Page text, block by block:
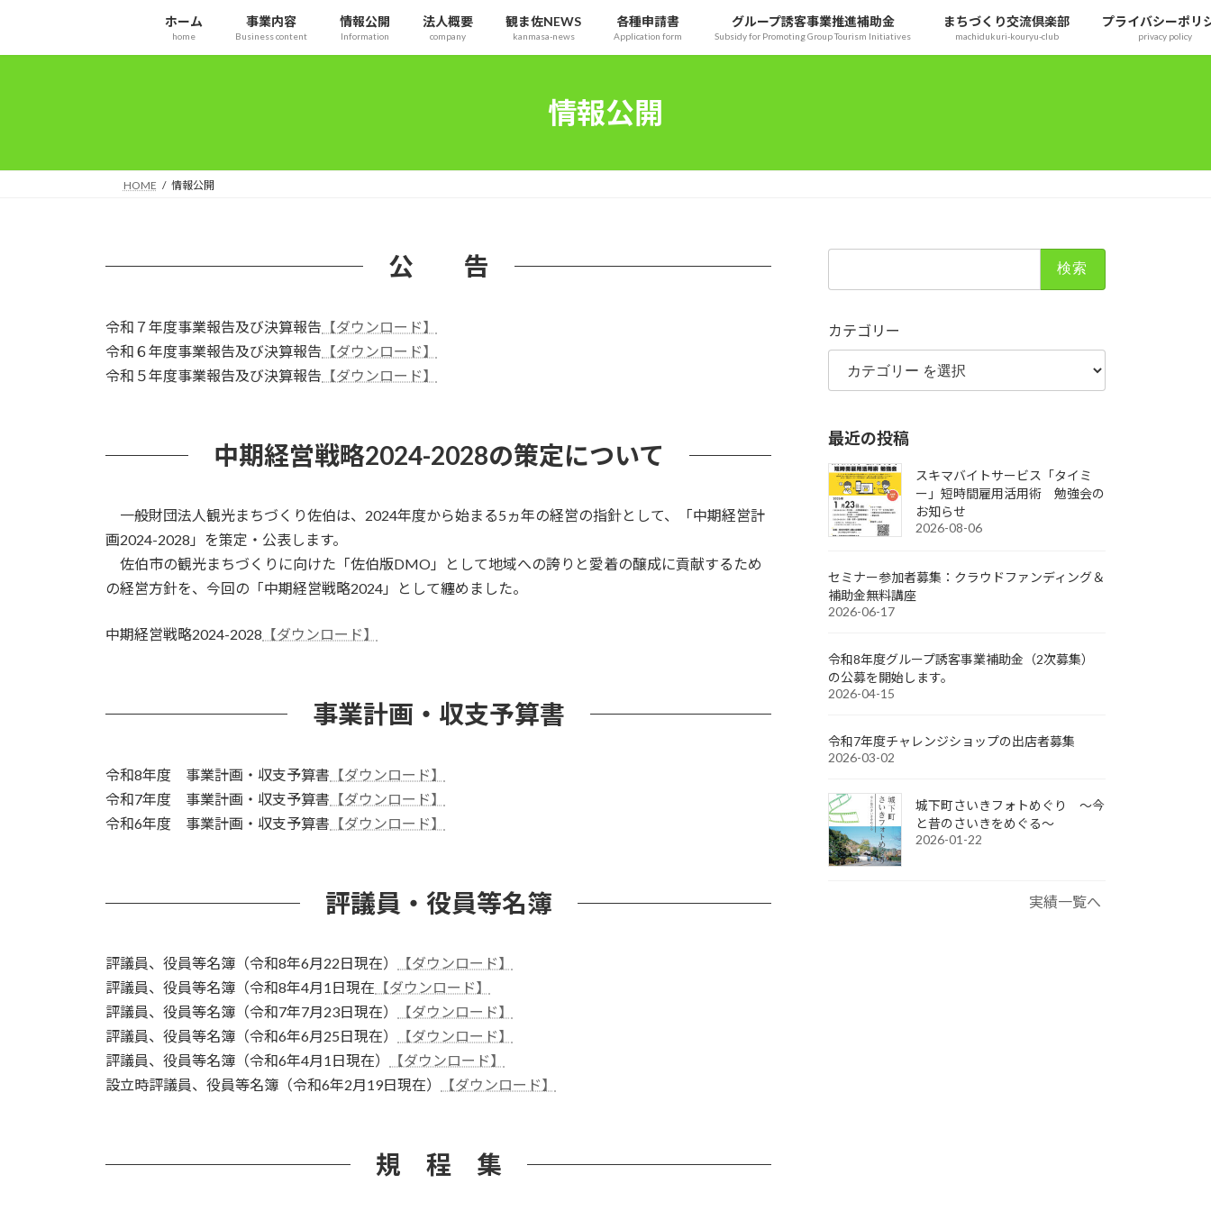
テ
ゲ
ホーム
home
事業内容
Business content
情報公開
Information
法人概要
company
観ま佐NEWS
kanmasa-news
各種申請書
Application form
グループ誘客事業推進補助金
Subsidy for Promoting Group Tourism Initiatives
まちづくり交流倶楽部
machidukuri-kouryu-club
プライバシーポリ
privacy policy
情報公開
HOME 情報公開
公 告
令和７年度事業報告及び決算報告 【ダウンロード】
令和６年度事業報告及び決算報告 【ダウンロード】
令和５年度事業報告及び決算報告 【ダウンロード】
中期経営戦略2024-2028の策定について
一般財団法人観光まちづくり佐伯は、2024年度から始まる5ヵ年の経営の指針として、「中期経営計
画2024-2028」を策定・公表します。
佐伯市の観光まちづくりに向けた「佐伯版DMO」として地域への誇りと愛着の醸成に貢献するため
の経営方針を、今回の「中期経営戦略2024」として纏めました。
中期経営戦略2024-2028 【ダウンロード】
事業計画・収支予算書
令和8年度 事業計画・収支予算書 【ダウンロード】
令和7年度 事業計画・収支予算書 【ダウンロード】
令和6年度 事業計画・収支予算書 【ダウンロード】
評議員・役員等名簿
評議員、役員等名簿（令和8年6月22日現在）
【ダウンロード】
評議員、役員等名簿（令和8年4月1日現在 【ダウンロード】
評議員、役員等名簿（令和7年7月23日現在）
【ダウンロード】
評議員、役員等名簿（令和6年6月25日現在）
【ダウンロード】
評議員、役員等名簿（令和6年4月1日現在）
【ダウンロード】
設立時評議員、役員等名簿（令和6年2月19日現在）
【ダウンロード】
規 程 集
カテゴリー
最近の投稿
スキマバイトサービス「タイミ
ー」短時間雇用活用術 勉強会の
お知らせ
2026-08-06
セミナー参加者募集：クラウドファンディング＆
補助金無料講座
2026-06-17
令和8年度グループ誘客事業補助金（2次募集）
の公募を開始します。
2026-04-15
令和7年度チャレンジショップの出店者募集
2026-03-02
城下町さいきフォトめぐり ～今
と昔のさいきをめぐる～
2026-01-22
実績一覧へ